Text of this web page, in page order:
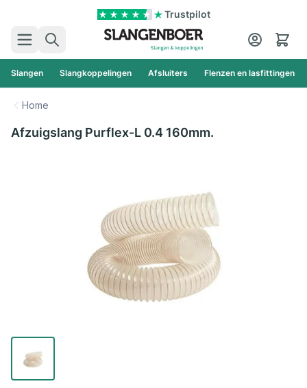
Trustpilot
Zoek
Cart
Slangen Slangkoppelingen Afsluiters Flenzen en lasfittingen
Home
Afzuigslang Purflex-L 0.4 160mm.